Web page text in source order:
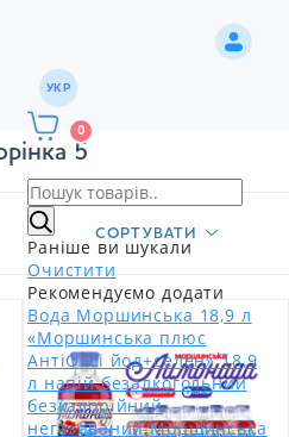
УКР
0
Раніше ви шукали
Очистити
Рекомендуємо додати
Вода Моршинська 18,9 л
«Моршинська плюс
АнтіОксі йод+селен» 18,9
л напій безалкогольний
безкалорійний
негазований Моршинська
5
СОРТУВАТИ